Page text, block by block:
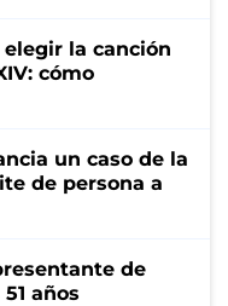
la canción
cómo
un caso de la
de persona a
de
años